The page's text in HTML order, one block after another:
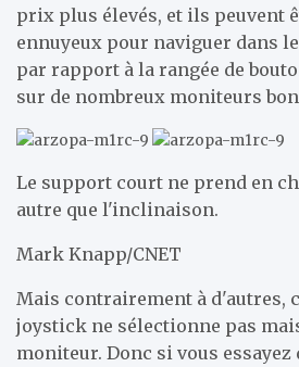
prix plus élevés, et ils peuvent
ennuyeux pour naviguer dans
par rapport à la rangée de
sur de nombreux moniteurs
Le support court ne prend en
autre que l'inclinaison.
Mark Knapp/CNET
Mais contrairement à d'autres,
joystick ne sélectionne pas
moniteur. Donc si vous essayez